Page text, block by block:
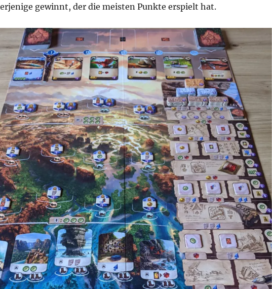
gewinnt, der die meisten Punkte erspielt hat.